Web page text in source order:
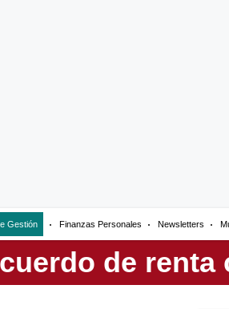
Gestión Finanzas Personales Newsletters